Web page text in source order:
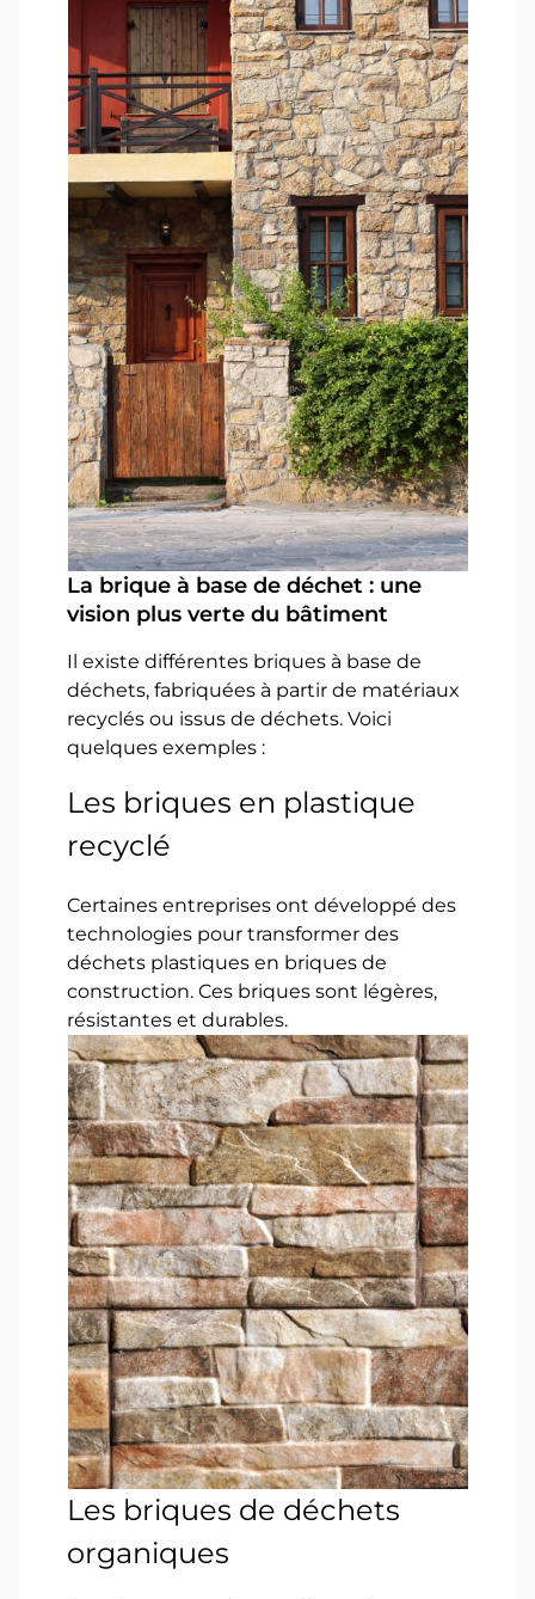
La brique à base de déchet : une
vision plus verte du bâtiment
Il existe différentes briques à base de
déchets, fabriquées à partir de matériaux
recyclés ou issus de déchets. Voici
quelques exemples :
Les briques en plastique
recyclé
Certaines entreprises ont développé des
technologies pour transformer des
déchets plastiques en briques de
construction. Ces briques sont légères,
résistantes et durables.
Les briques de déchets
organiques